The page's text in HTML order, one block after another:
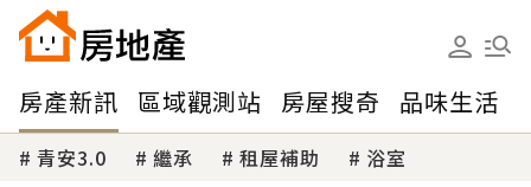
房產新訊 區域觀測站 房屋搜奇 品味生活
青安3.0 繼承 租屋補助 浴室